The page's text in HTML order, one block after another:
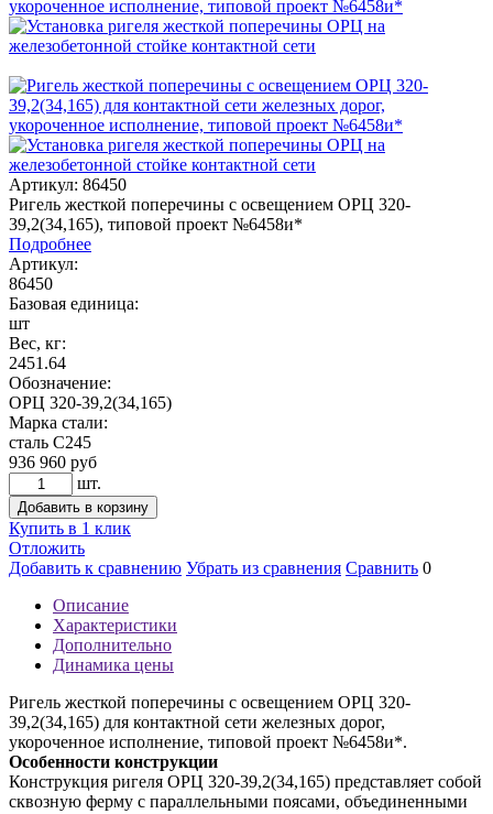
Артикул: 86450
Ригель жесткой поперечины с освещением ОРЦ 320-
39,2(34,165), типовой проект №6458и*
Подробнее
Артикул:
86450
Базовая единица:
шт
Вес, кг:
2451.64
Обозначение:
ОРЦ 320-39,2(34,165)
Марка стали:
сталь С245
936 960 руб
шт.
Добавить в корзину
Купить в 1 клик
Отложить
Добавить к сравнению Убрать из сравнения Сравнить 0
Описание
Характеристики
Дополнительно
Динамика цены
Ригель жесткой поперечины с освещением ОРЦ 320-
39,2(34,165) для контактной сети железных дорог,
укороченное исполнение, типовой проект №6458и*.
Особенности конструкции
Конструкция ригеля ОРЦ 320-39,2(34,165) представляет собой
сквозную ферму с параллельными поясами, объединенными